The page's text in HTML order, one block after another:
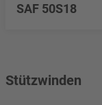
SAF 50S18
Stützwinden